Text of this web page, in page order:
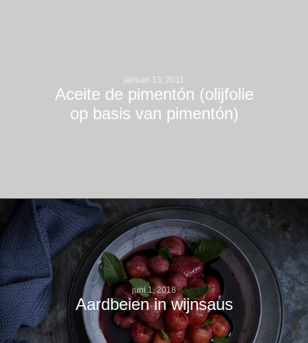
januari 13, 2011
Aceite de pimentón (olijfolie
op basis van pimentón)
juni 1, 2018
Aardbeien in wijnsaus